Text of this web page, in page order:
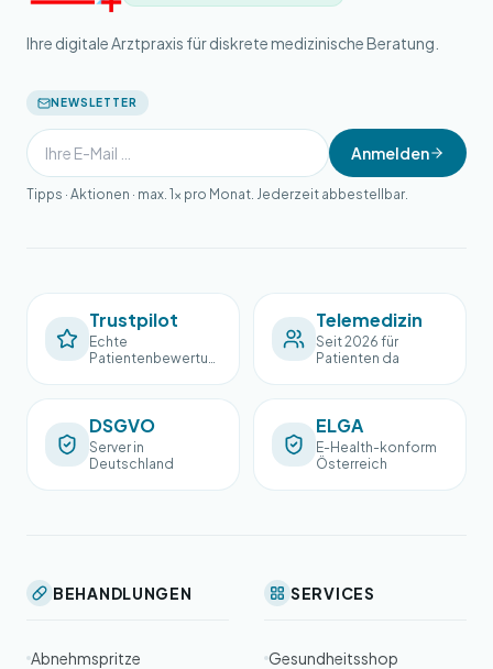
Ihre digitale Arztpraxis für diskrete medizinische Beratung.
NEWSLETTER
Anmelden
Tipps · Aktionen · max. 1× pro Monat. Jederzeit abbestellbar.
Trustpilot
Echte
Patientenbewertun
Telemedizin
Seit 2026 für
Patienten da
DSGVO
Server in
Deutschland
ELGA
E-Health-konform
Österreich
BEHANDLUNGEN
Abnehmspritze
SERVICES
Gesundheitsshop